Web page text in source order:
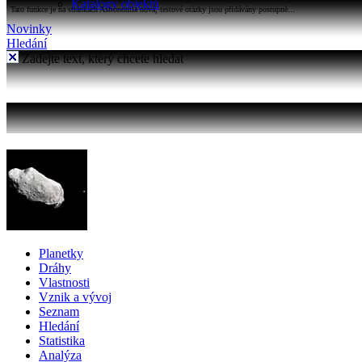
Katalogy objektů
Tato funkce je na stránkách Astronomia nová, testové otázky jsou přidávány postupně...
Novinky
Hledání
Zadejte text, který chcete hledat
Planetky
Dráhy
Vlastnosti
Vznik a vývoj
Seznam
Hledání
Statistika
Analýza